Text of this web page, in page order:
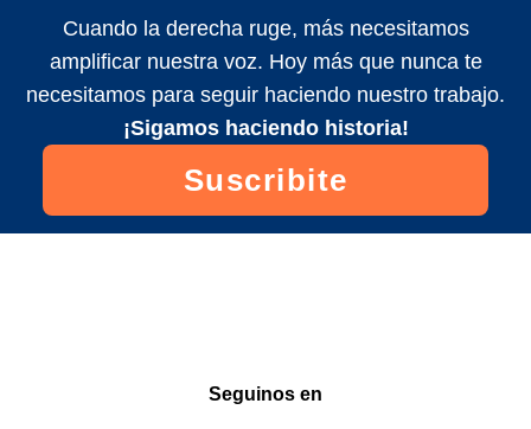
Cuando la derecha ruge, más necesitamos
amplificar nuestra voz. Hoy más que nunca te
necesitamos para seguir haciendo nuestro trabajo.
¡Sigamos haciendo historia!
Suscribite
Seguinos en